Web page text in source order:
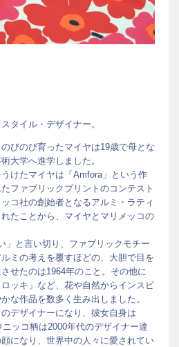
タイル・デザイナー。
びのび育ったマイヤは19歳で母とな
大学へ進学しました。
けたマイヤは「Amfora」という作
ファブリックプリントのコンテスト
コ社の創始者となるアルミ・ラティ
たことから、マイヤとマリメッコの
」と言い切り、ファブリックモチー
ミの考えを覆すほどの、大胆で目を
せたのは1964年のこと。その他に
ッキ」など、花や自然からインスピ
な作品を数多く生み出しました。
デザイナーになり、彼女自身は
ッコ柄は2000年代のデザイナー達
になり、世界中の人々に愛されてい